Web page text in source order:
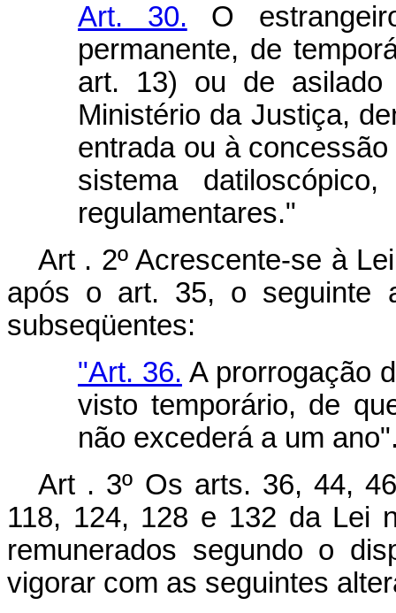
Art. 30. O
permanente, de
art. 13) ou de asilado
Ministério da Justiça,
entrada ou à
sistema
regulamentares."
Art . 2º Acrescente-se à
após o art. 35, o seguinte
subseqüentes:
"Art. 36. A prorrogação
visto temporário, de
não excederá a um
Art . 3º Os arts. 36, 44,
118, 124, 128 e 132 da Lei
remunerados segundo o
vigorar com as seguintes